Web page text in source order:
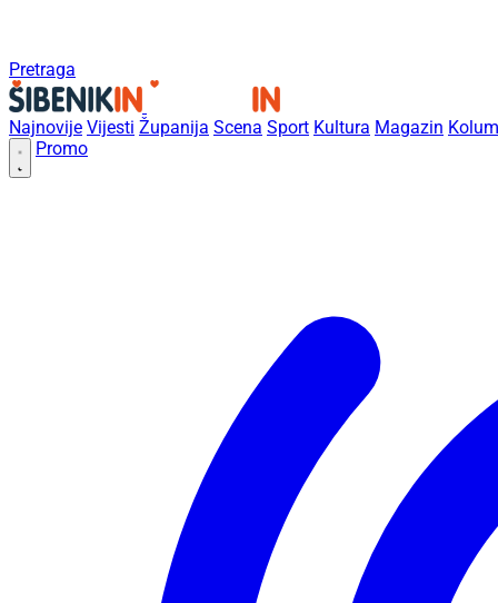
Pretraga
Najnovije Vijesti Županija Scena Sport Kultura Magazin
Promo